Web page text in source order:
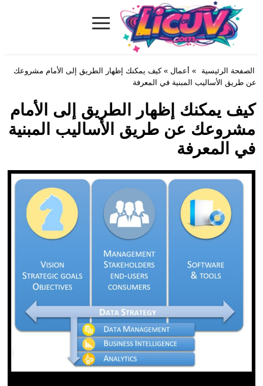
Licuv.com
≡
الصفحة الرئيسية » أعمال » كيف يمكنك إظهار الطريق إلى الأمام مشروعك
عن طريق الأساليب المبنية في المعرفة
كيف يمكنك إظهار الطريق إلى الأمام
مشروعك عن طريق الأساليب المبنية
في المعرفة